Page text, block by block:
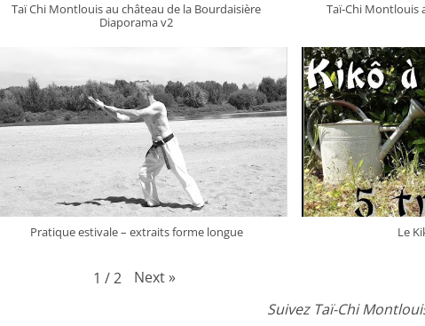
Taï Chi Montlouis au château de la Bourdaisière
Diaporama v2
Taï-Chi Montlouis
Pratique estivale – extraits forme longue Le
1 / 2 Next »
Suivez Taï-Chi